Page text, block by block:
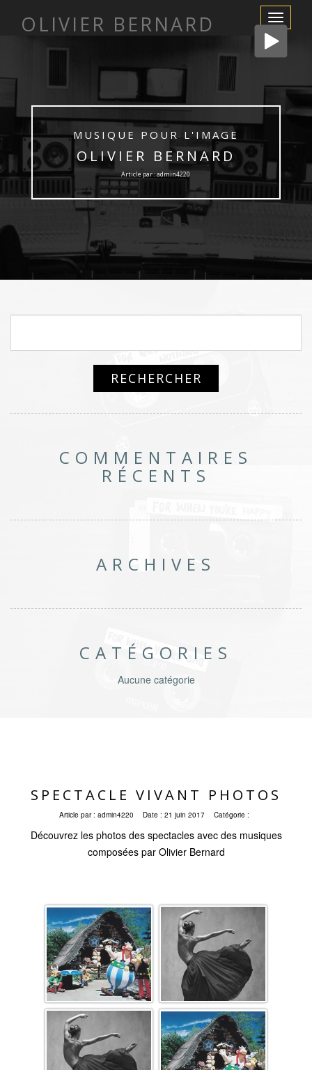
Afficher/
la
navigation
OLIVIER BERNARD
MUSIQUE POUR L'IMAGE
OLIVIER BERNARD
Article par : admin4220
COMMENTAIRES
RÉCENTS
ARCHIVES
CATÉGORIES
Aucune catégorie
SPECTACLE VIVANT PHOTOS
Article par : admin4220 Date : 21 juin 2017 Catégorie :
Découvrez les photos des spectacles avec des musiques
composées par Olivier Bernard